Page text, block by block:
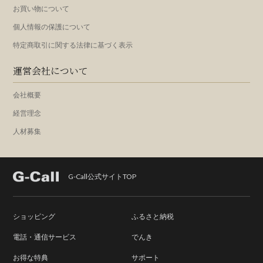
お買い物について
個人情報の保護について
特定商取引に関する法律に基づく表示
運営会社について
会社概要
経営理念
人材募集
G-Call公式サイトTOP
ショッピング ふるさと納税
電話・通信サービス でんき
お得な特典 サポート